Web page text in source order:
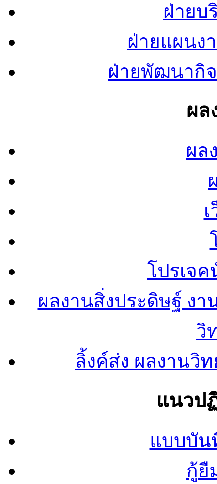
ฝ่ายบ
ฝ่ายแผนง
ฝ่ายพัฒนากิ
ผล
ผล
โปรเจ
ผลงานสิ่งประดิษฐ์ งา
วิ
ลิ้งค์ส่ง ผลงานวิ
แนวป
แบบบัน
กู้ยื